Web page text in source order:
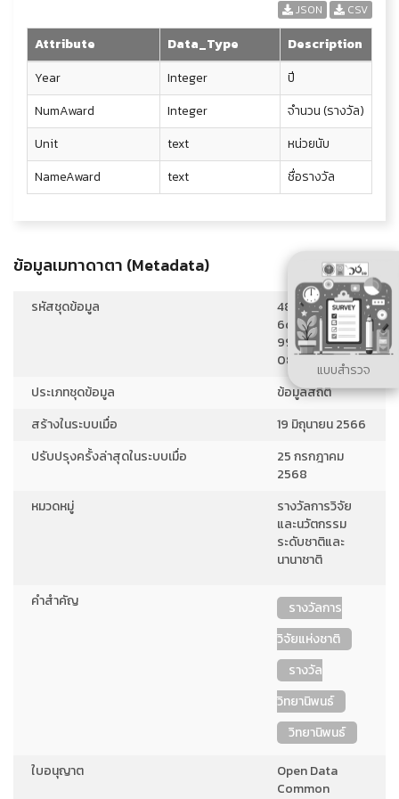
JSON CSV
Attribute Data_Type
Description
Year
Integer
ปี
NumAward
Integer
จำนวน (รางวัล)
Unit
text
หน่วยนับ
NameAward
text ชื่อรางวัล
ข้อมูลเมทาดาตา (Metadata)
รหัสชุดข้อมูล
48e3dd32-
6d98-4959-
9914-
089a88a8cd2e
ประเภทชุดข้อมูล
ข้อมูลสถิติ
สร้างในระบบเมื่อ
19 มิถุนายน 2566
ปรับปรุงครั้งล่าสุดในระบบเมื่อ
25 กรกฎาคม
2568
หมวดหมู่
รางวัลการวิจัย
และนวัตกรรม
ระดับชาติและ
นานาชาติ
คำสำคัญ
รางวัลการ
วิจัยแห่งชาติ
รางวัล
วิทยานิพนธ์
วิทยานิพนธ์
ใบอนุญาต
Open Data
Common
แบบสำรวจ